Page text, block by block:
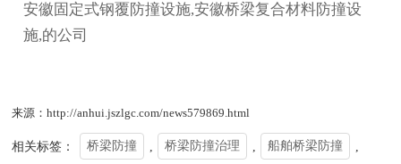
安徽固定式钢覆防撞设施,安徽桥梁复合材料防撞设
施,的公司
来源：http://anhui.jszlgc.com/news579869.html
相关标签： 桥梁防撞 桥梁防撞治理 船舶桥梁防撞